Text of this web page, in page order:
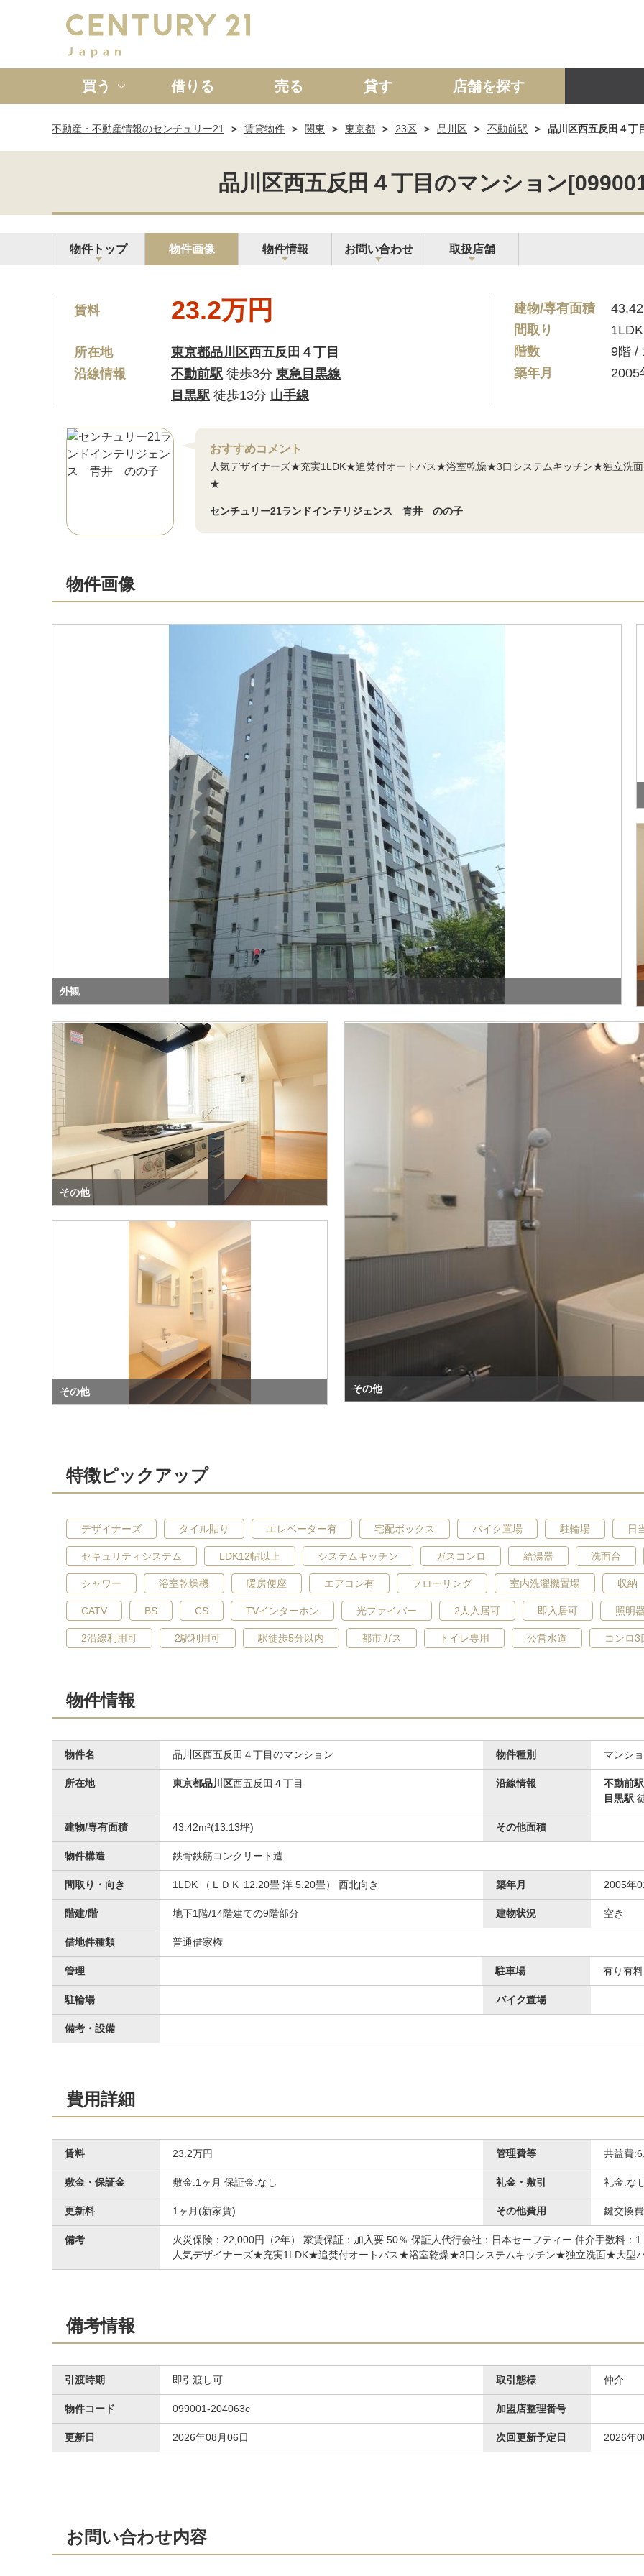
買う
新築一戸建て 中古一戸建て マンション 土地 事業投資用
借りる 売る 貸す 店舗を探す
不動産・不動産情報のセンチュリー21 賃貸物件 関東 東京都 23区 品川区 不動前駅 品川区西五反田４丁
品川区西五反田４丁目のマンション
物件トップ 物件画像 物件情報 お問い合わせ 取扱店舗
賃料 23.2万円
所在地 東京都品川区西五反田４丁目
沿線情報
不動前駅 徒歩3分 東急目黒線
目黒駅 徒歩13分 山手線
建物/専有面積
間取り
1LDK
階数
9階 /
築年月
2005
おすすめコメント
人気デザイナーズ★充実1LDK★追焚付オートバス★浴室乾燥★3口システムキッチン★独立洗
★
センチュリー21ランドインテリジェンス 青井 のの子
物件画像
外観
その他
その他 その他
特徴ピックアップ
デザイナーズ タイル貼り エレベーター有 宅配ボックス バイク置場 駐輪場 日
セキュリティシステム LDK12帖以上 システムキッチン ガスコンロ 給湯器 洗面台
シャワー 浴室乾燥機 暖房便座 エアコン有 フローリング 室内洗濯機置場 収納
CATV BS CS TVインターホン 光ファイバー 2人入居可 即入居可 照明
2沿線利用可 2駅利用可 駅徒歩5分以内 都市ガス トイレ専用 公営水道 コンロ3
物件情報
物件名 品川区西五反田４丁目のマンション 物件種別 マンシ
所在地 東京都品川区西五反田４丁目 沿線情報
不動前駅
目黒駅
建物/専有面積 43.42m²(13.13坪) その他面積
物件構造 鉄骨鉄筋コンクリート造
間取り・向き 1LDK （ＬＤＫ 12.20畳 洋 5.20畳） 西北向き 築年月 2005年
階建/階 地下1階/14階建ての9階部分 建物状況 空き
借地件種類 普通借家権
管理 駐車場 有り有
駐輪場 バイク置場
備考・設備
費用詳細
賃料 23.2万円 管理費等 共益費
敷金・保証金 敷金:1ヶ月 保証金:なし 礼金・敷引 礼金:な
更新料 1ヶ月(新家賃) その他費用 鍵交換
備考
火災保険：22,000円（2年） 家賃保証：加入要 50％ 保証人代行会社：日本セーフティー 仲介手数料：
人気デザイナーズ★充実1LDK★追焚付オートバス★浴室乾燥★3口システムキッチン★独立洗面★大
備考情報
引渡時期 即引渡し可 取引態様 仲介
物件コード 099001-204063c 加盟店整理番号
更新日 2026年08月06日 次回更新予定日 2026年
お問い合わせ内容